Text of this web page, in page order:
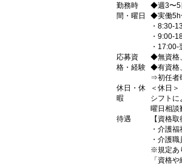
勤務時
間・曜日
◆週3〜5
◆実働5h
・8:30-
・9:00-
・
応募資
格・経験
◆無資格
◆有資格
⇒初任者
休日・休
暇
＜休日＞
シフトに
曜日相談
待遇
【資格
・介護
・介護
※規定あ
「資格